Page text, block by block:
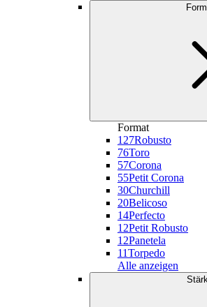
Format
127Robusto
76Toro
57Corona
55Petit Corona
30Churchill
20Belicoso
14Perfecto
12Petit Robusto
12Panetela
11Torpedo
Alle anzeigen